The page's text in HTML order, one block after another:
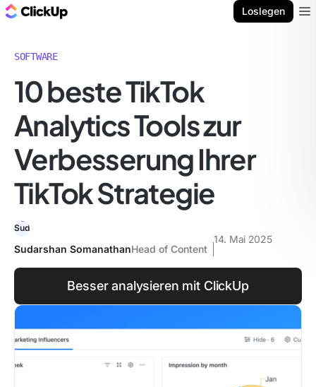
Loslegen
SOFTWARE
10 beste TikTok
Analytics Tools zur
Verbesserung Ihrer
TikTok Strategie
Sudarshan SomanathanHead of Content
14. Mai 2025
Besser analysieren mit ClickUp